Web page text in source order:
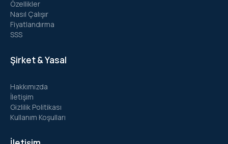
Özellikler
Nasıl Çalışır
Fiyatlandırma
SSS
Şirket & Yasal
Hakkımızda
İletişim
Gizlilik Politikası
Kullanım Koşulları